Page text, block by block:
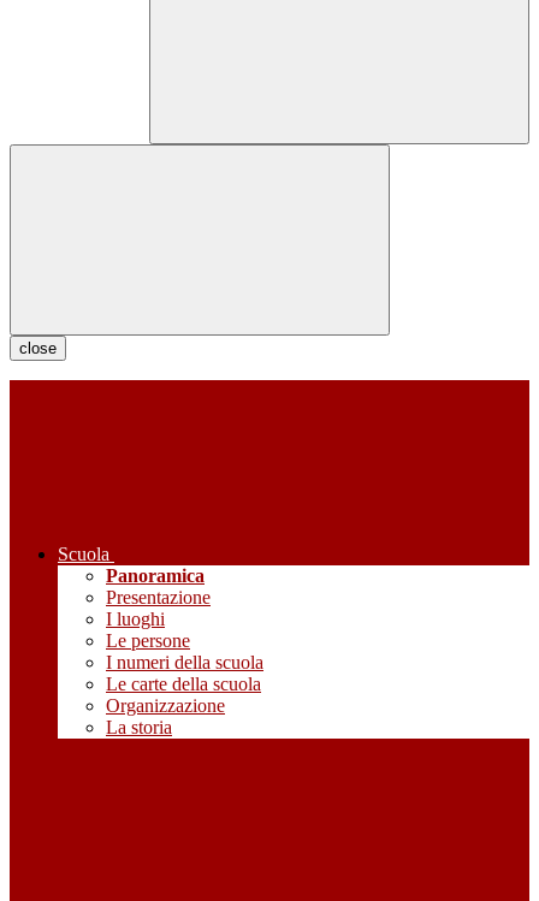
close
Scuola
Panoramica
Presentazione
I luoghi
Le persone
I numeri della scuola
Le carte della scuola
Organizzazione
La storia